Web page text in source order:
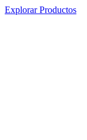
Explorar Productos